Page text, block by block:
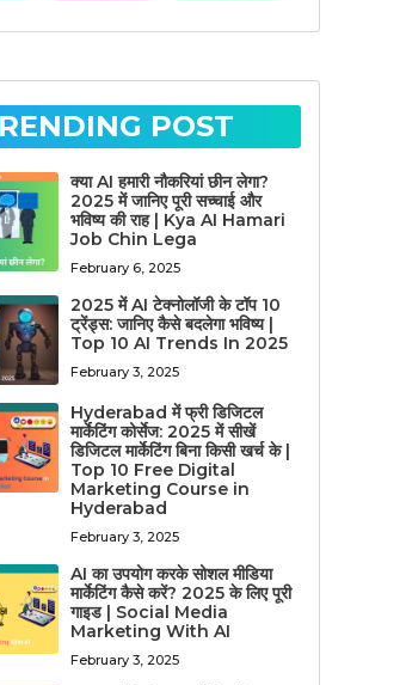
POST
क्या AI हमारी नौकरियां छीन लेगा?
2025 में जानिए पूरी सच्चाई और
भविष्य की राह | Kya AI Hamari
Job Chin Lega
February 6, 2025
2025 में AI टेक्नोलॉजी के टॉप 10
ट्रेंड्स: जानिए कैसे बदलेगा भविष्य |
Top 10 AI Trends In 2025
February 3, 2025
Hyderabad में फ्री डिजिटल
मार्केटिंग कोर्सेज: 2025 में सीखें
डिजिटल मार्केटिंग बिना किसी खर्च के |
Top 10 Free Digital
Marketing Course in
Hyderabad
February 3, 2025
AI का उपयोग करके सोशल मीडिया
मार्केटिंग कैसे करें? 2025 के लिए पूरी
गाइड | Social Media
Marketing With AI
February 3, 2025